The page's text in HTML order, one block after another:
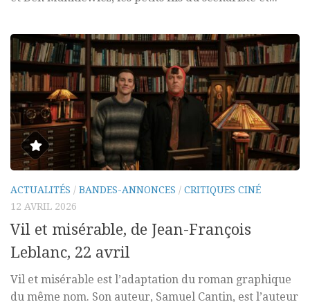
ACTUALITÉS / BANDES-ANNONCES / CRITIQUES CINÉ
12 AVRIL 2026
Vil et misérable, de Jean-François
Leblanc, 22 avril
Vil et misérable est l’adaptation du roman graphique
du même nom. Son auteur, Samuel Cantin, est l’auteur